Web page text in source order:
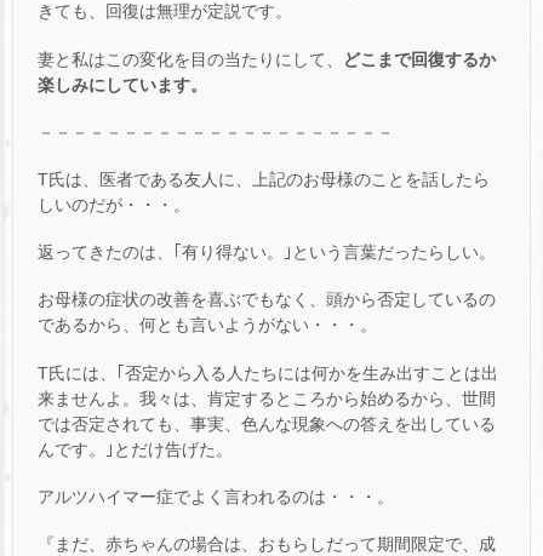
きても、回復は無理が定説です。
妻と私はこの変化を目の当たりにして、
どこまで回復するか
楽しみにしています。
－－－－－－－－－－－－－－－－－－－－－
T氏は、医者である友人に、上記のお母様のことを話したら
しいのだが・・・。
返ってきたのは、｢有り得ない。｣という言葉だったらしい。
お母様の症状の改善を喜ぶでもなく、頭から否定しているの
であるから、何とも言いようがない・・・。
T氏には、｢否定から入る人たちには何かを生み出すことは出
来ませんよ。我々は、肯定するところから始めるから、世間
では否定されても、事実、色んな現象への答えを出している
んです。｣とだけ告げた。
アルツハイマー症でよく言われるのは・・・。
『まだ、赤ちゃんの場合は、おもらしだって期間限定で、成